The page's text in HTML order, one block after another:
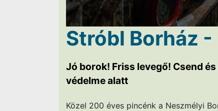
Stróbl Borház -
Jó borok! Friss levegő! Csend
védelme alatt
Közel 200 éves pincénk a Neszmélyi